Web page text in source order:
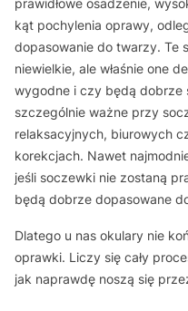
kąt pochylenia oprawy,
dopasowanie do twarzy. Te
niewielkie, ale właśnie one
wygodne i czy będą dobrze
szczególnie ważne przy
relaksacyjnych, biurowych
korekcjach. Nawet
jeśli soczewki nie zostaną
będą dobrze dopasowane
Dlatego u nas okulary nie
oprawki. Liczy się cały
jak naprawdę noszą się